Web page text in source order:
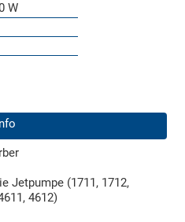
W
Jetpumpe (1711, 1712,
4612)